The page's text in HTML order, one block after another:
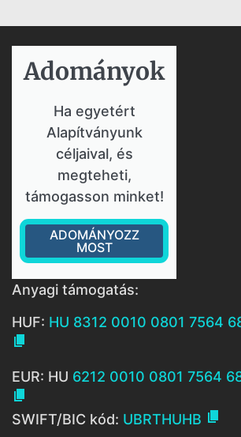
Adományok​
Ha egyetért
Alapítványunk
céljaival, és
megteheti,
támogasson minket!
ADOMÁNYOZZ
MOST
Anyagi támogatás:
HUF: HU 8312 0010 0801 7564

EUR: HU 6212 0010 0801 7564

SWIFT/BIC kód: UBRTHUHB 